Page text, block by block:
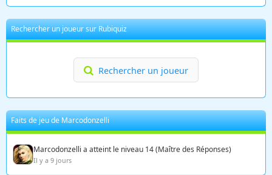
Rechercher un joueur sur Rubiquiz
Rechercher un joueur
Faits de jeu de Marcodonzelli
Marcodonzelli a atteint le niveau 14 (Maître des Réponses)
Il y a 9 jours